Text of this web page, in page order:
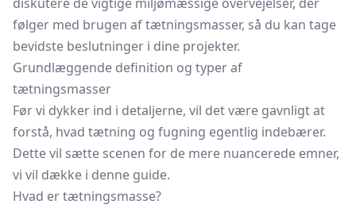
følger med brugen af tætningsmasser, så du kan tage
bevidste beslutninger i dine projekter.
Grundlæggende definition og typer af
tætningsmasser
Før vi dykker ind i detaljerne, vil det være gavnligt at
forstå, hvad tætning og fugning egentlig indebærer.
Dette vil sætte scenen for de mere nuancerede emner,
vi vil dække i denne guide.
Hvad er tætningsmasse?